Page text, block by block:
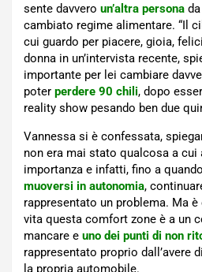
sente davvero un’altra persona
cambiato regime alimentare. “Il
cui guardo per piacere, gioia,
donna in un’intervista recente,
importante per lei cambiare
poter perdere 90 chili, dopo
reality show pesando ben due
Vannessa si è confessata,
non era mai stato qualcosa a cui
importanza e infatti, fino a
muoversi in autonomia,
rappresentato un problema. Ma
vita questa comfort zone è a un
mancare e uno dei punti di non
rappresentato proprio dall’avere
la propria automobile.